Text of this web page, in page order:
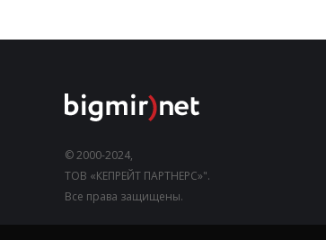
© 2000-2024,
ТОВ «КЕПРЕЙТ ПАРТНЕРС»".
Все права защищены.